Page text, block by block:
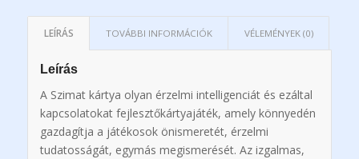
LEÍRÁS TOVÁBBI INFORMÁCIÓK VÉLEMÉNYEK (0)
Leírás
A Szimat kártya olyan érzelmi intelligenciát és ezáltal
kapcsolatokat fejlesztőkártyajáték, amely könnyedén
gazdagítja a játékosok önismeretét, érzelmi
tudatosságát, egymás megismerését. Az izgalmas,